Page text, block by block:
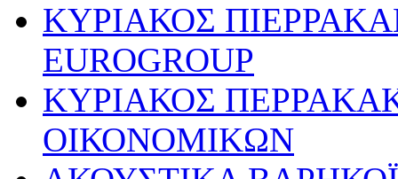
ΚΥΡΙΑΚΟΣ
EUROGROUP
ΚΥΡΙΑΚΟΣ
ΟΙΚΟΝΟΜΙΚΩΝ